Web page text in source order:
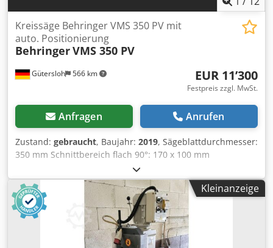
Gütersloh 566 km
Kreissäge Behringer VMS 350 PV mit
auto. Positionierung
BehringerVMS 350 PV
EUR 11’300
Festpreis zzgl. MwSt.
Anfragen Anrufen
Zustand: gebraucht, Baujahr: 2019, Sägeblattdurchmesser:
350 mm Schnittbereich flach 90°: 170 x 100 mm
Sägebereich flach 45°: 120 x 100 mm Schnittbereich rund:
120 mm Pneumatischer Sägeblattvorschub
Kühlmittelpumpe / Minimalmengensprüheinrichtung
Chsdpfsznxg Nox Agpsa Pneumatische Materialspannung
Vorgelege zum sägen von Edelstahl Längenanschlag mit
automatischer Positionierung bis 6200 mm Rollenbahn mit
1000 mm links Gewicht: ca. 800 kg
Kleinanzeige